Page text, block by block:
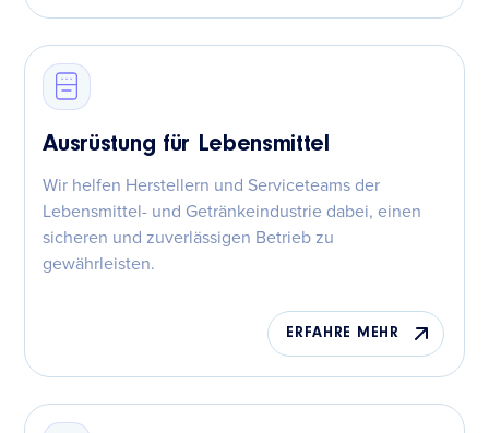
Ausrüstung für Lebensmittel
Wir helfen Herstellern und Serviceteams der
Lebensmittel- und Getränkeindustrie dabei, einen
sicheren und zuverlässigen Betrieb zu
gewährleisten.
ERFAHRE MEHR